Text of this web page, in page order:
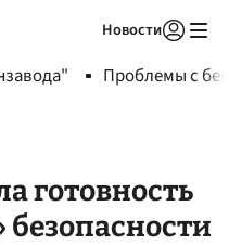
Новости
Проблемы с
готовность
безопасности